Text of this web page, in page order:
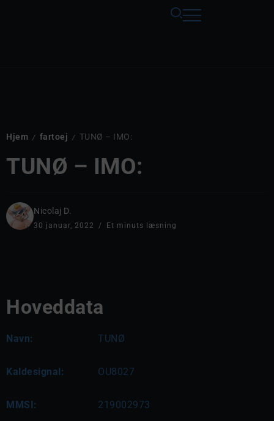
Hjem / fartoej / TUNØ – IMO:
TUNØ – IMO:
Nicolaj D.
30 januar, 2022 Et minuts læsning
Hoveddata
Navn: TUNØ
Kaldesignal: OU8027
MMSI: 219002973